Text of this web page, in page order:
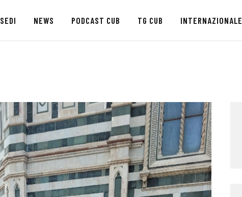
SEDI NEWS PODCAST CUB TG CUB INTERNAZIONALE
HOME
CHI SIAMO
NEWS
PODCAST CUB
TG CUB
INTERNAZIONALE